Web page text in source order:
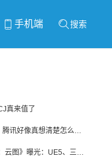
手机端 搜索
真来值了
推出多款“神人”游戏后，腾讯好像真想清楚怎么做二次元了
金韬创业项目《阴阳师：云图》曝光：UE5、三端互通、ARPG